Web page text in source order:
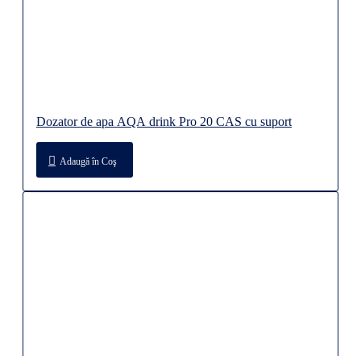
Dozator de apa AQA drink Pro 20 CAS cu suport
Adaugă în Coş